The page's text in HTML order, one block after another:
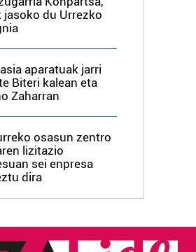
dezakezu.
ustez zein helburutarako
eta horren aurka nola egin
prozesatzeko moduari
eta ezarri zure lehentasunak
unetan alda edo ken dezakezu
propioak eta hirugarrenen cookie-
Zure esperientzia eta
jasoko du Urrezko
aparatuak jarri
Biteri kalean eta
Zaharran
osasun zentro
lizitazio
sei enpresa
dira